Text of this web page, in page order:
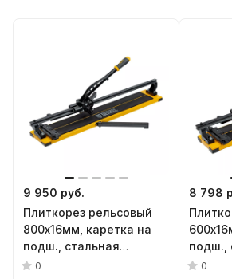
9 950 руб.
Плиткорез рельсовый
800х16мм, каретка на
подш., стальная
станина, усил.
0
8 798
подш.,
0